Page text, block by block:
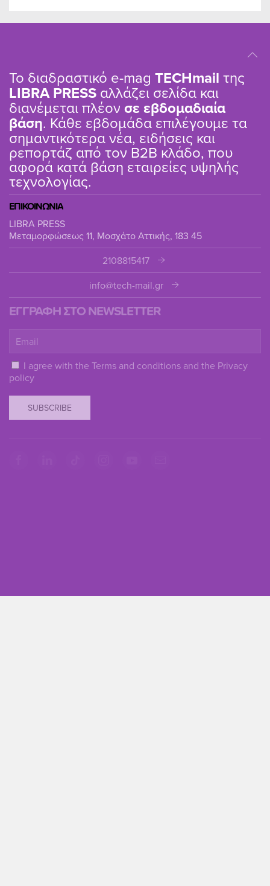
Το διαδραστικό e-mag TΕCHmail της
LIBRA PRESS αλλάζει σελίδα και
διανέμεται πλέον σε εβδομαδιαία
βάση. Κάθε εβδομάδα επιλέγουμε τα
σημαντικότερα νέα, ειδήσεις και
ρεπορτάζ από τον B2B κλάδο, που
αφορά κατά βάση εταιρείες υψηλής
τεχνολογίας.
ΕΠΙΚΟΙΝΩΝΙΑ
LIBRA PRESS
Μεταμορφώσεως 11, Μοσχάτο Αττικής, 183 45
2108815417
info@tech-mail.gr
ΕΓΓΡΑΦΗ ΣΤΟ NEWSLETTER
I agree with the Terms and conditions and the Privacy
policy
SUBSCRIBE